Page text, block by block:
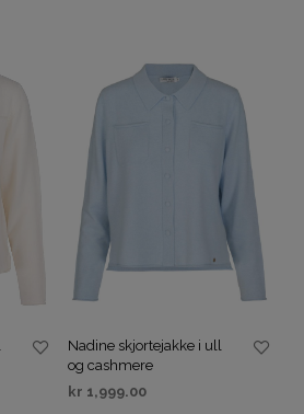
Nadine skjortejakke i ull
og cashmere
kr 1,999.00